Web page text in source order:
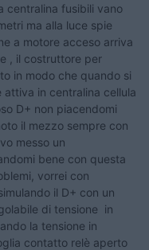
centralina fusibili vano
ma alla luce spie
a motore acceso arriva
, il costruttore per
in modo che quando si
in centralina cellula
D+ non piacendomi
il mezzo sempre con
messo un
bene con questa
vorrei con
il D+ con un
di tensione in
la tensione in
contatto relè aperto